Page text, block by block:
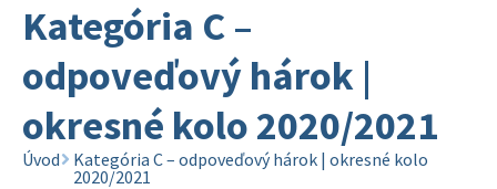
Kategória C –
odpoveďový hárok |
okresné kolo 2020/2021
Úvod
Kategória C – odpoveďový hárok | okresné kolo
2020/2021